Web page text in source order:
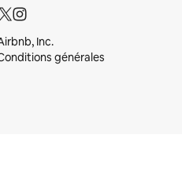
Inc.
générales